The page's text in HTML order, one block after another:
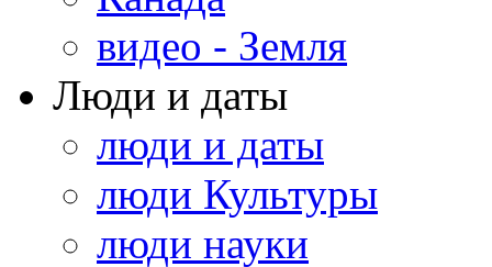
видео - Земля
Люди и даты
люди и даты
люди Культуры
люди науки